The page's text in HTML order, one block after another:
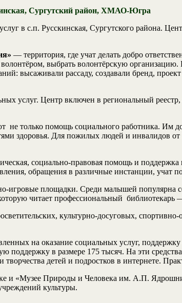
Сургутский район, ХМАО-Югра
в с.п. Русскинская, Сургутского района.
— территория, где учат делать добро
выбрать волонтёрскую
высаживали рассаду, создавали бренд,
услуг. Центр включен в региональный реестр,
только помощь социального работника. Им
здоровья. Для пожилых людей и инвалидов от
социально-правовая помощь и
обращения в различные инстанции, учат
площадки. Среди малышей популярна
читает профессиональный библиотекарь
культурно-досуговых,
на оказание социальных услуг,
поддержку в размере 175 тысяч. На эти
детей и подростков в интернете.
и «Музее Природы и Человека им. А.П.
культуры.